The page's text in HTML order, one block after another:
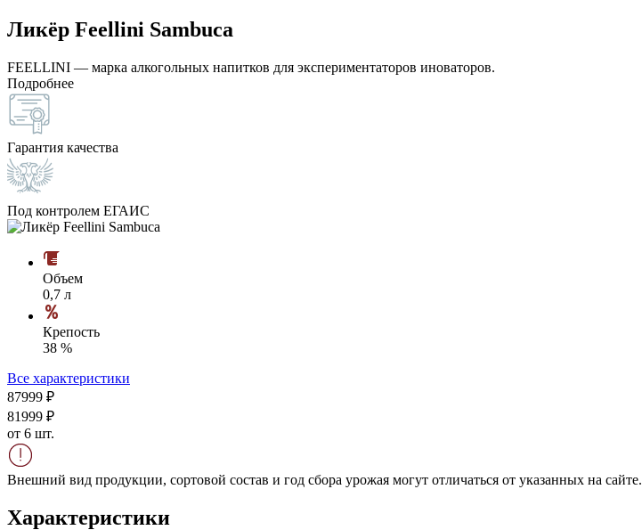
Ликёр Feellini Sambuca
FEELLINI — марка алкогольных напитков для экспериментаторов иноваторов.
Подробнее
Гарантия качества
Под контролем ЕГАИС
Объем
0,7 л
Крепость
38 %
Все характеристики
87999 ₽
81999 ₽
от 6 шт.
Внешний вид продукции, сортовой состав и год сбора урожая могут отличаться от указанных на сайте.
Характеристики